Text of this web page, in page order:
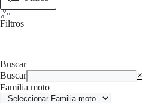
Filtros
Buscar
Buscar
×
Familia moto